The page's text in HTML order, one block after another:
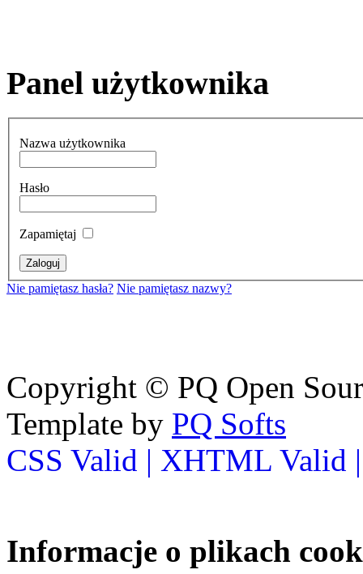
Panel użytkownika
Nazwa użytkownika
Hasło
Zapamiętaj
Nie pamiętasz hasła? Nie pamiętasz nazwy?
Copyright © PQ Open
Template by PQ Softs
CSS Valid | XHTML Valid
Informacje o plikach